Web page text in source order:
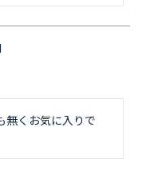
無くお気に入りで